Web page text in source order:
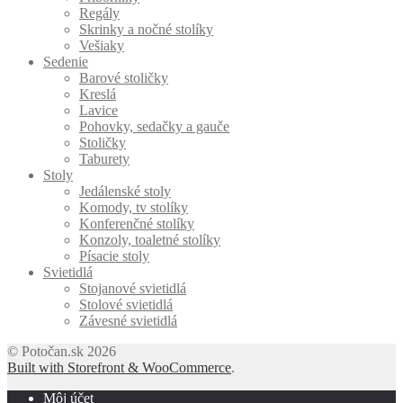
Regály
Skrinky a nočné stolíky
Vešiaky
Sedenie
Barové stoličky
Kreslá
Lavice
Pohovky, sedačky a gauče
Stoličky
Taburety
Stoly
Jedálenské stoly
Komody, tv stolíky
Konferenčné stolíky
Konzoly, toaletné stolíky
Písacie stoly
Svietidlá
Stojanové svietidlá
Stolové svietidlá
Závesné svietidlá
© Potočan.sk 2026
Built with Storefront & WooCommerce.
Môj účet